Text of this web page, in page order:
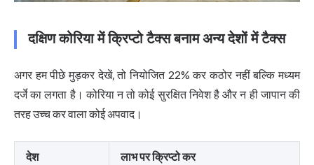
दक्षिण कोरिया में क्रिप्टो टैक्स बनाम अन्य देशों में टैक्स
अगर हम पीछे मुड़कर देखें, तो नियोजित 22% कर कठोर नहीं बल्कि मध्यम
दर्जे का लगता है। कोरिया न तो कोई सुरक्षित निवेश है और न ही जापान की
तरह उच्च कर वाला कोई अपवाद।
देश लाभ पर क्रिप्टो कर